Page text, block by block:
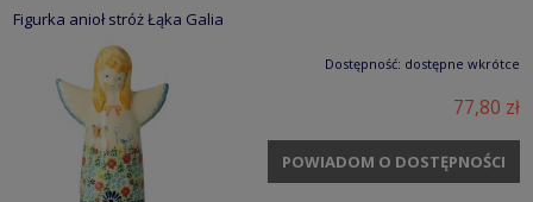
Figurka anioł stróż Łąka Galia
Dostępność: dostępne wkrótce
77,80 zł
POWIADOM O DOSTĘPNOŚCI